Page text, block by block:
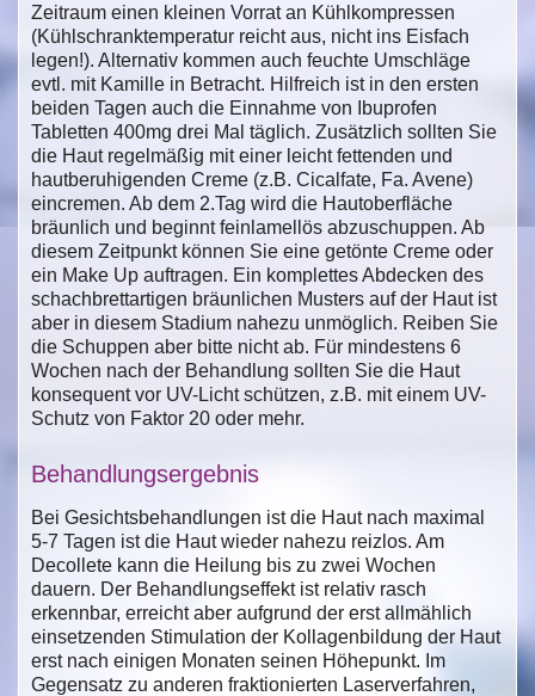
Zeitraum einen kleinen Vorrat an Kühlkompressen
(Kühlschranktemperatur reicht aus, nicht ins Eisfach
legen!). Alternativ kommen auch feuchte Umschläge
evtl. mit Kamille in Betracht. Hilfreich ist in den ersten
beiden Tagen auch die Einnahme von Ibuprofen
Tabletten 400mg drei Mal täglich. Zusätzlich sollten Sie
die Haut regelmäßig mit einer leicht fettenden und
hautberuhigenden Creme (z.B. Cicalfate, Fa. Avene)
eincremen. Ab dem 2.Tag wird die Hautoberfläche
bräunlich und beginnt feinlamellös abzuschuppen. Ab
diesem Zeitpunkt können Sie eine getönte Creme oder
ein Make Up auftragen. Ein komplettes Abdecken des
schachbrettartigen bräunlichen Musters auf der Haut ist
aber in diesem Stadium nahezu unmöglich. Reiben Sie
die Schuppen aber bitte nicht ab. Für mindestens 6
Wochen nach der Behandlung sollten Sie die Haut
konsequent vor UV-Licht schützen, z.B. mit einem UV-
Schutz von Faktor 20 oder mehr.
Behandlungsergebnis
Bei Gesichtsbehandlungen ist die Haut nach maximal
5-7 Tagen ist die Haut wieder nahezu reizlos. Am
Decollete kann die Heilung bis zu zwei Wochen
dauern. Der Behandlungseffekt ist relativ rasch
erkennbar, erreicht aber aufgrund der erst allmählich
einsetzenden Stimulation der Kollagenbildung der Haut
erst nach einigen Monaten seinen Höhepunkt. Im
Gegensatz zu anderen fraktionierten Laserverfahren,